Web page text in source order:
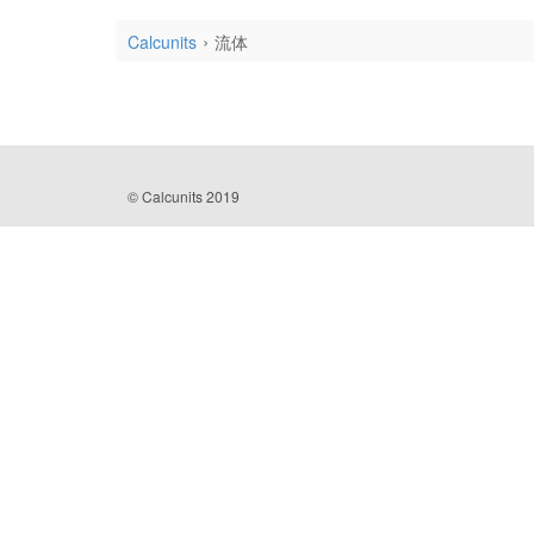
Calcunits 流体
© Calcunits 2019